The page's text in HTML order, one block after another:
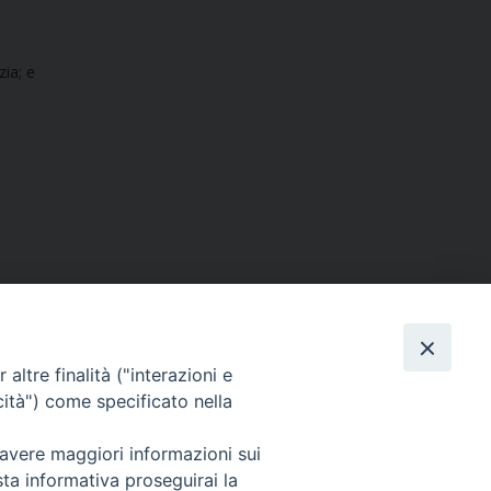
e
SEGUICI SU
Facebook
Instagram
X YouTube
altre finalità ("interazioni e
come specificato nella
maggiori informazioni sui
informativa proseguirai la